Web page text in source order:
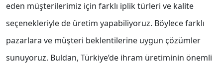
eden müşterilerimiz için farklı iplik türleri ve kalite
seçenekleriyle de üretim yapabiliyoruz. Böylece farklı
pazarlara ve müşteri beklentilerine uygun çözümler
sunuyoruz. Buldan, Türkiye’de ihram üretiminin önemli